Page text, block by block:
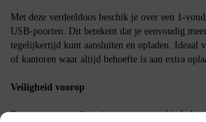
Met deze verdeeldoos beschik je over een 1-
USB-poorten. Dit betekent dat je eenvoudig
tegelijkertijd kunt aansluiten en opladen. Ideaal
of kantoren waar altijd behoefte is aan extra
Veiligheid voorop
De stopcontact splitter is uitgerust met